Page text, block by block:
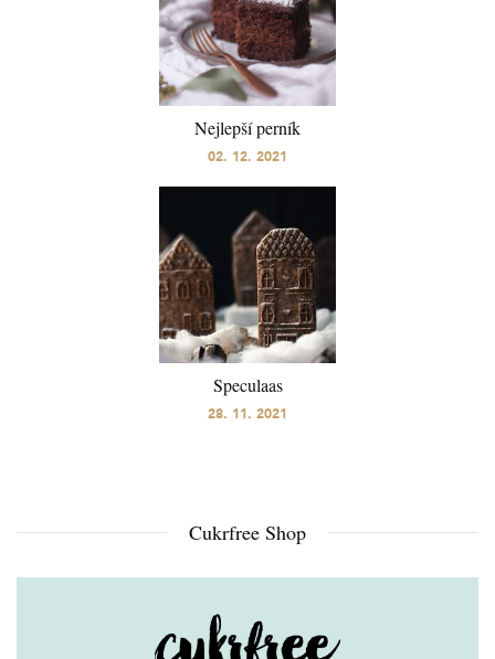
Nejlepší perník
02. 12. 2021
Speculaas
28. 11. 2021
Cukrfree Shop